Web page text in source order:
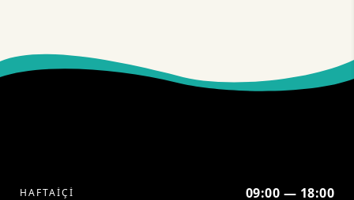
HAFTAİÇİ 09:00 — 18:00